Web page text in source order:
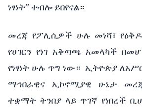
ነፃነት” ተብሎ ይበየናል።
መረጃ የፖሊሲዎች ሁሉ መነሻ፣
የሀገርን የነገ አቅጣጫ አመላካች
የነፃነት ሁሉ ጥግ ነው። ኢትዮጵያ
ማኅበራዊና ኢኮኖሚያዊ ሁኔታ
ተቋማት ትንበያ ላይ ጥገኛ የነበረች